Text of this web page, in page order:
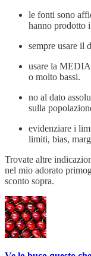
le fonti sono
hanno prodotto
sempre usare il
usare la
o molto bassi.
no al dato
sulla
evidenziare i
limiti, bias,
Trovate altre
nel mio adorato
sconto sopra.